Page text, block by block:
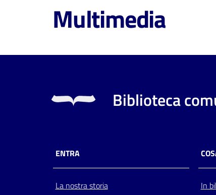
Multimedia
Biblioteca
ENTRA
La nostra storia
In